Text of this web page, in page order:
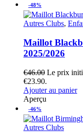
-48%
Autres Clubs,
Maillot
2025/2026
€46.00 Le prix
€23.90.
Ajouter au panier
Aperçu
-46%
Autres Clubs